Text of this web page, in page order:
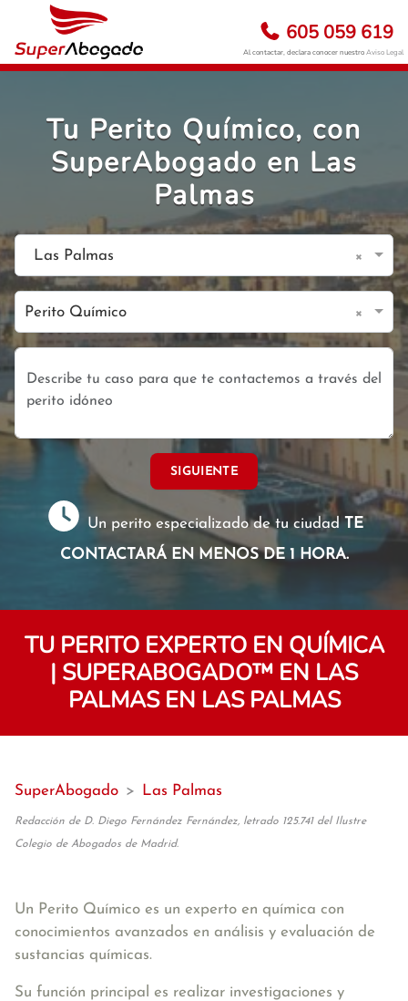
605 059 619
Al contactar, declara conocer nuestroAviso Legal
Tu Perito Químico, con
SuperAbogado en Las
Palmas
Las Palmas ×
Perito Químico ×
SIGUIENTE
Un perito especializado de tu ciudadTE
CONTACTARÁ EN MENOS DE 1 HORA.
TU PERITO EXPERTO EN QUÍMICA
| SUPERABOGADO™️ EN LAS
PALMAS EN LAS PALMAS
SuperAbogado > Las Palmas
Redacción de D. Diego Fernández Fernández, letrado 125.741 del Ilustre
Colegio de Abogados de Madrid.
Un Perito Químico es un experto en química con
conocimientos avanzados en análisis y evaluación de
sustancias químicas.
Su función principal es realizar investigaciones y